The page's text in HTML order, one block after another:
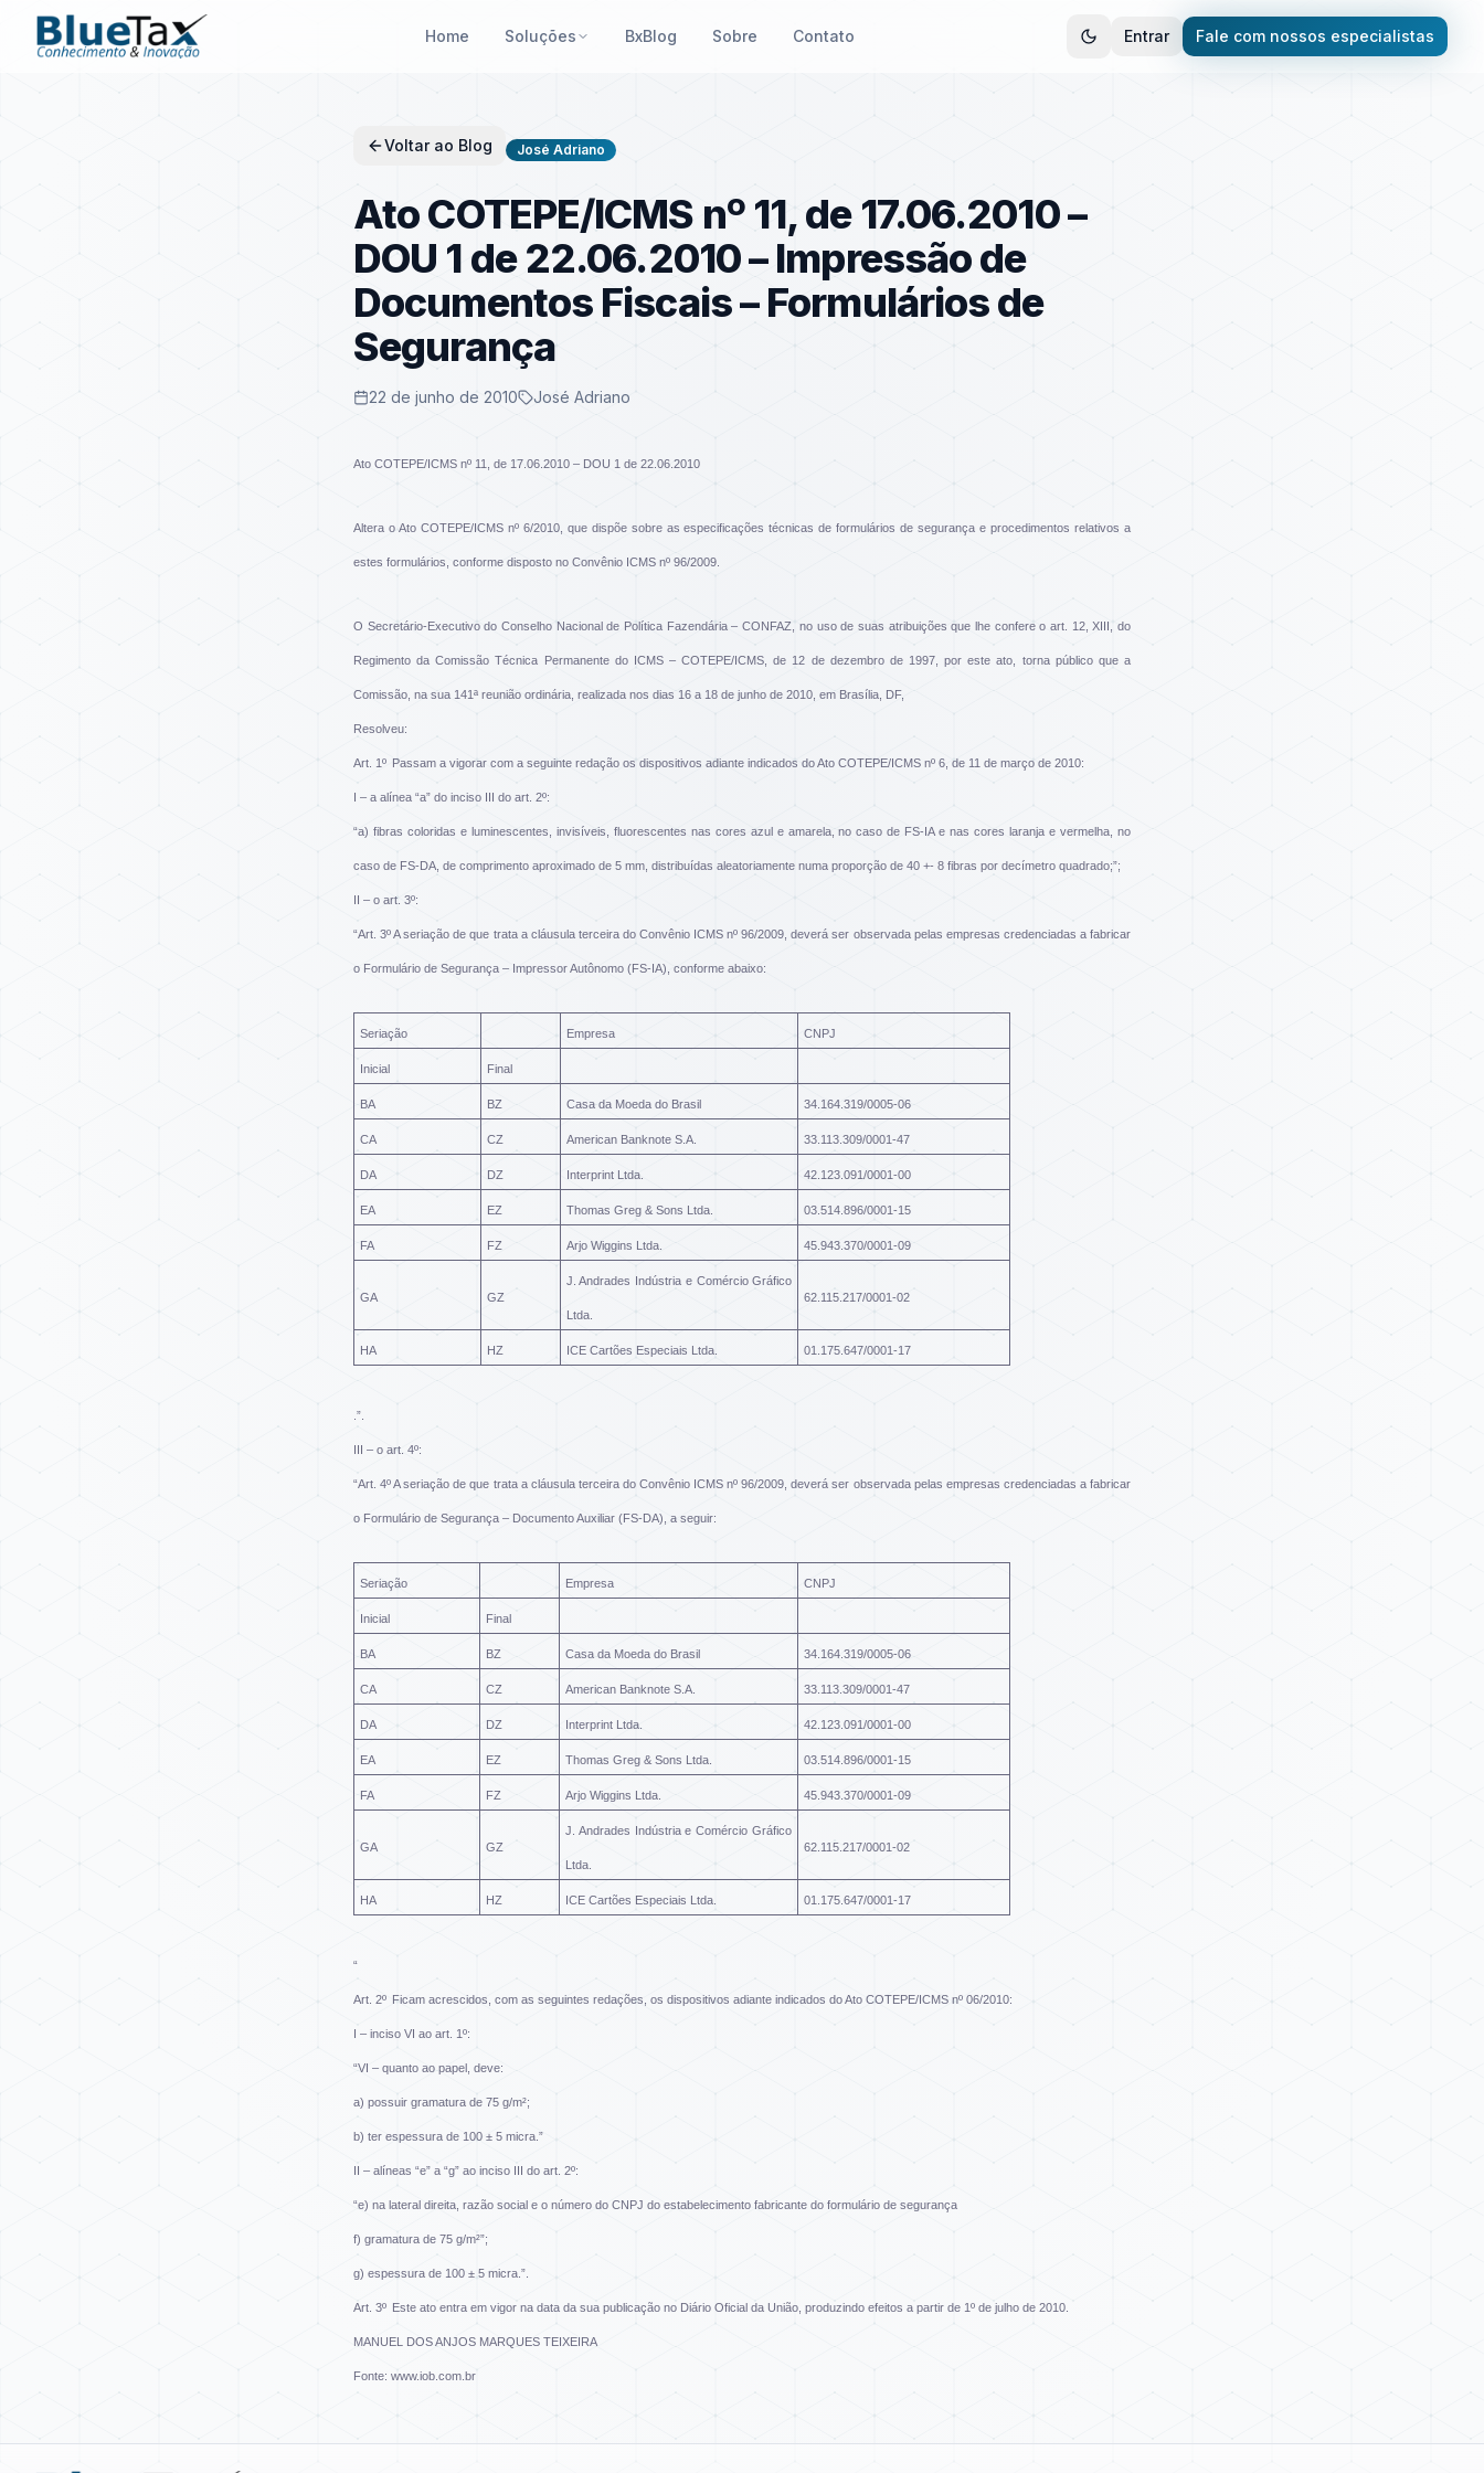
Home Soluções BxBlog Sobre Contato Entrar Fale com nossos especialistas
Voltar ao Blog José Adriano
Ato COTEPE/ICMS nº 11, de 17.06.2010 –
DOU 1 de 22.06.2010 – Impressão de
Documentos Fiscais – Formulários de
Segurança
22 de junho de 2010 José Adriano
Ato COTEPE/ICMS nº 11, de 17.06.2010 – DOU 1 de 22.06.2010
Altera o Ato COTEPE/ICMS nº 6/2010, que dispõe sobre as especificações técnicas de formulários de segurança e procedimentos relativos a
estes formulários, conforme disposto no Convênio ICMS nº 96/2009.
O Secretário-Executivo do Conselho Nacional de Política Fazendária – CONFAZ, no uso de suas atribuições que lhe confere o art. 12, XIII, do
Regimento da Comissão Técnica Permanente do ICMS – COTEPE/ICMS, de 12 de dezembro de 1997, por este ato, torna público que a
Comissão, na sua 141ª reunião ordinária, realizada nos dias 16 a 18 de junho de 2010, em Brasília, DF,
Resolveu:
Art. 1º Passam a vigorar com a seguinte redação os dispositivos adiante indicados do Ato COTEPE/ICMS nº 6, de 11 de março de 2010:
I – a alínea “a” do inciso III do art. 2º:
“a) fibras coloridas e luminescentes, invisíveis, fluorescentes nas cores azul e amarela, no caso de FS-IA e nas cores laranja e vermelha, no
caso de FS-DA, de comprimento aproximado de 5 mm, distribuídas aleatoriamente numa proporção de 40 +- 8 fibras por decímetro quadrado;”;
II – o art. 3º:
“Art. 3º A seriação de que trata a cláusula terceira do Convênio ICMS nº 96/2009, deverá ser observada pelas empresas credenciadas a fabricar
o Formulário de Segurança – Impressor Autônomo (FS-IA), conforme abaixo:
Seriação Empresa CNPJ
Inicial Final
BA BZ Casa da Moeda do Brasil 34.164.319/0005-06
CA CZ American Banknote S.A. 33.113.309/0001-47
DA DZ Interprint Ltda. 42.123.091/0001-00
EA EZ Thomas Greg & Sons Ltda. 03.514.896/0001-15
FA FZ Arjo Wiggins Ltda. 45.943.370/0001-09
GA GZ
J. Andrades Indústria e Comércio Gráfico
Ltda.
62.115.217/0001-02
HA HZ ICE Cartões Especiais Ltda. 01.175.647/0001-17
.”.
III – o art. 4º:
“Art. 4º A seriação de que trata a cláusula terceira do Convênio ICMS nº 96/2009, deverá ser observada pelas empresas credenciadas a fabricar
o Formulário de Segurança – Documento Auxiliar (FS-DA), a seguir:
Seriação Empresa CNPJ
Inicial Final
BA BZ Casa da Moeda do Brasil 34.164.319/0005-06
CA CZ American Banknote S.A. 33.113.309/0001-47
DA DZ Interprint Ltda. 42.123.091/0001-00
EA EZ Thomas Greg & Sons Ltda. 03.514.896/0001-15
FA FZ Arjo Wiggins Ltda. 45.943.370/0001-09
GA GZ
J. Andrades Indústria e Comércio Gráfico
Ltda.
62.115.217/0001-02
HA HZ ICE Cartões Especiais Ltda. 01.175.647/0001-17
“
Art. 2º Ficam acrescidos, com as seguintes redações, os dispositivos adiante indicados do Ato COTEPE/ICMS nº 06/2010:
I – inciso VI ao art. 1º:
“VI – quanto ao papel, deve:
a) possuir gramatura de 75 g/m²;
b) ter espessura de 100 ± 5 micra.”
II – alíneas “e” a “g” ao inciso III do art. 2º:
“e) na lateral direita, razão social e o número do CNPJ do estabelecimento fabricante do formulário de segurança
f) gramatura de 75 g/m²”;
g) espessura de 100 ± 5 micra.”.
Art. 3º Este ato entra em vigor na data da sua publicação no Diário Oficial da União, produzindo efeitos a partir de 1º de julho de 2010.
MANUEL DOS ANJOS MARQUES TEIXEIRA
Fonte: www.iob.com.br